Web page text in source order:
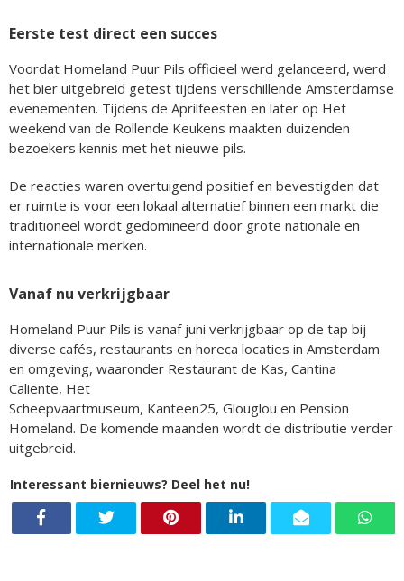
Eerste test direct een succes
Voordat Homeland Puur Pils officieel werd gelanceerd, werd
het bier uitgebreid getest tijdens verschillende Amsterdamse
evenementen. Tijdens de Aprilfeesten en later op Het
weekend van de Rollende Keukens maakten duizenden
bezoekers kennis met het nieuwe pils.
De reacties waren overtuigend positief en bevestigden dat
er ruimte is voor een lokaal alternatief binnen een markt die
traditioneel wordt gedomineerd door grote nationale en
internationale merken.
Vanaf nu verkrijgbaar
Homeland Puur Pils is vanaf juni verkrijgbaar op de tap bij
diverse cafés, restaurants en horeca locaties in Amsterdam
en omgeving, waaronder Restaurant de Kas, Cantina
Caliente, Het
Scheepvaartmuseum, Kanteen25, Glouglou en Pension
Homeland. De komende maanden wordt de distributie verder
uitgebreid.
Interessant biernieuws? Deel het nu!